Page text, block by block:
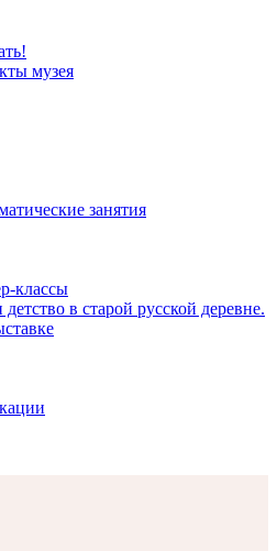
музея
занятия
классы
в старой русской деревне.